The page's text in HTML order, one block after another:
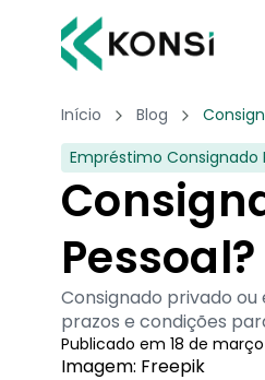
Início Blog
Empréstimo Consignado
Consignado privado
prazos e condições
Publicado em 18 de
Imagem: Freepik